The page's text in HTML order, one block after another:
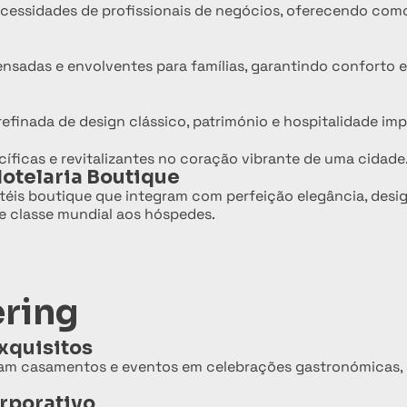
de profissionais de negócios, oferecendo
e envolventes para famílias, garantindo conforto
de design clássico, património e hospitalidade
e revitalizantes no coração vibrante de uma
Boutique
boutique que integram com perfeição elegância,
mundial aos hóspedes.
casamentos e eventos em celebrações gastronómicas,